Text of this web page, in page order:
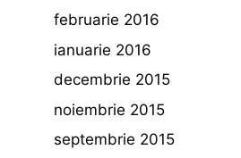
februarie 2016
ianuarie 2016
decembrie 2015
noiembrie 2015
septembrie 2015